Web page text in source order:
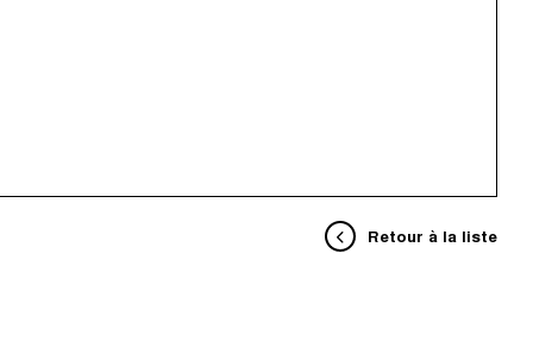
Retour à la liste